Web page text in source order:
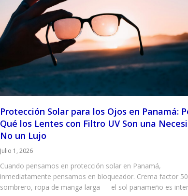
Protección Solar para los Ojos en Panamá:
Qué los Lentes con Filtro UV Son una
No un Lujo
Julio 1, 2026
Cuando pensamos en protección solar en Panamá,
inmediatamente pensamos en bloqueador. Crema factor
sombrero, ropa de manga larga — el sol panameño es